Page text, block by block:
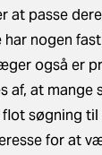
passe
nogen
også er
at mange
søgning
for at